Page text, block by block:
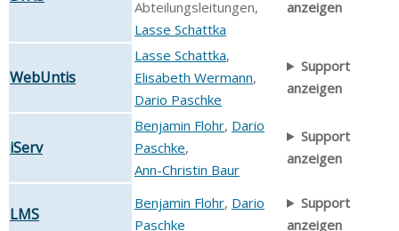
Abteilungsleitungen,
Lasse Schattka
anzeigen
WebUntis
Lasse Schattka,
Elisabeth Wermann,
Dario Paschke
Support
anzeigen
iServ
Benjamin Flohr, Dario
Paschke,
Ann-Christin Baur
Support
anzeigen
LMS
Benjamin Flohr, Dario
Paschke
Support
anzeigen